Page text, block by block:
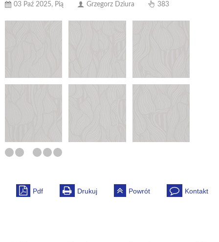
03 Paź 2025, Pią Grzegorz Dziura 383
Pdf Drukuj Powrót Kontakt